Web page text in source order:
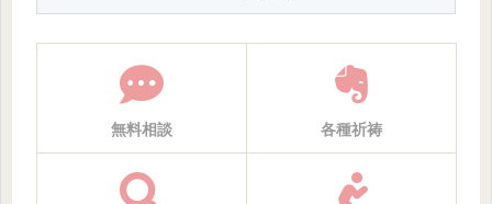
無料相談 各種祈祷